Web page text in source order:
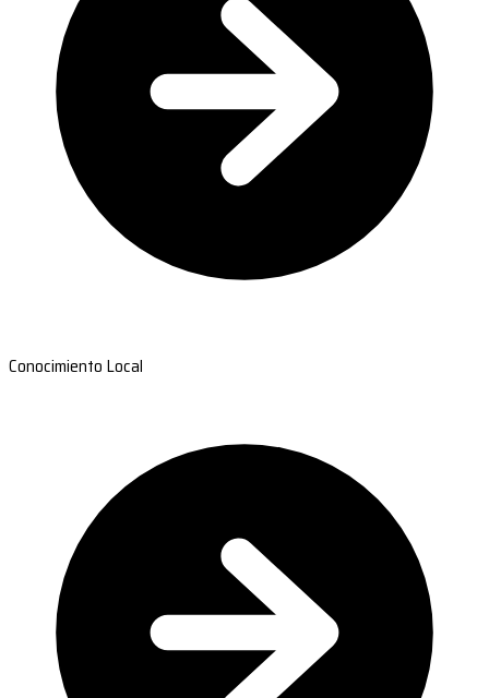
Conocimiento Local